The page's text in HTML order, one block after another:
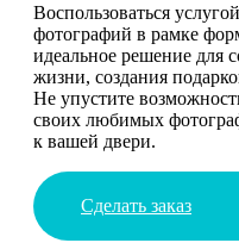
Воспользоваться
фотографий в рамке
идеальное решение для
жизни, создания
Не упустите
своих любимых
к вашей двери.
Сделать заказ